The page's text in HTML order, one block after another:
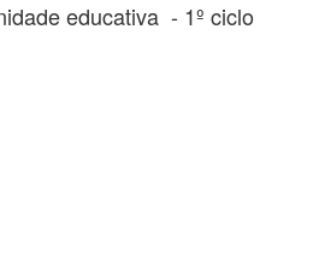
educativa - 1º ciclo